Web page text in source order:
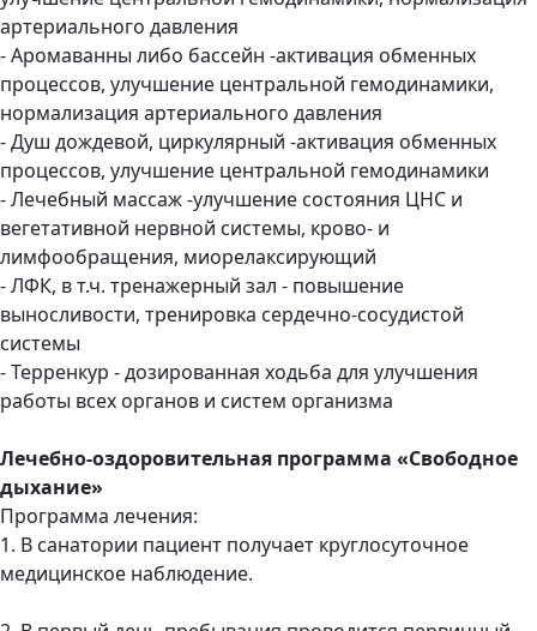
артериального давления
- Аромаванны либо бассейн -активация обменных
процессов, улучшение центральной гемодинамики,
нормализация артериального давления
- Душ дождевой, циркулярный -активация обменных
процессов, улучшение центральной гемодинамики
- Лечебный массаж -улучшение состояния ЦНС и
вегетативной нервной системы, крово- и
лимфообращения, миорелаксирующий
- ЛФК, в т.ч. тренажерный зал - повышение
выносливости, тренировка сердечно-сосудистой
системы
- Терренкур - дозированная ходьба для улучшения
работы всех органов и систем организма
Лечебно-оздоровительная программа «Свободное
дыхание»
Программа лечения:
1. В санатории пациент получает круглосуточное
медицинское наблюдение.